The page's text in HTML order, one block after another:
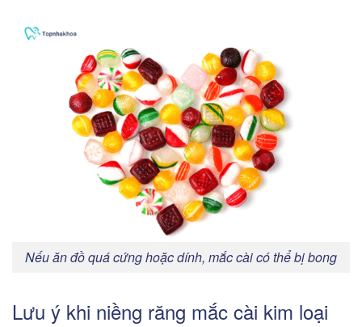
Nếu ăn đồ quá cứng hoặc dính, mắc cài có thể bị bong
Lưu ý khi niềng răng mắc cài kim loại